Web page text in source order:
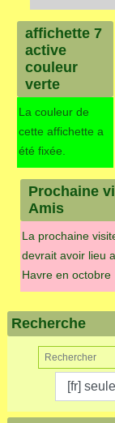
affichette 7
active
couleur
verte
La couleur de
cette affichette a
été fixée.
Prochaine
Amis
La prochaine
devrait avoir lieu
Havre en octobre
Recherche